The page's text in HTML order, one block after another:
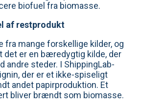
biofuel fra biomasse.
af restprodukt
fra mange forskellige kilder, og
det er en bæredygtig kilde, der
andre steder. I ShippingLab-
der er et ikke-spiseligt
andet papirproduktion. Et
bliver brændt som biomasse.